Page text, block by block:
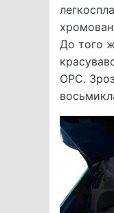
До того
OPC.